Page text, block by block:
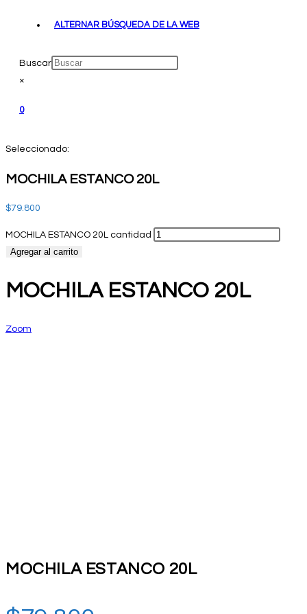
ALTERNAR BÚSQUEDA DE LA WEB
Buscar
×
0
Seleccionado:
MOCHILA ESTANCO 20L
$79.800
MOCHILA ESTANCO 20L cantidad
Agregar al carrito
MOCHILA ESTANCO 20L
Zoom
MOCHILA ESTANCO 20L